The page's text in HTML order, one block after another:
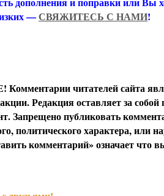
—СВЯЖИТЕСЬ С НАМИ!
читателей сайта
Редакция оставляет за
Запрещено публиковать
политического характера,
комментарий» означает что